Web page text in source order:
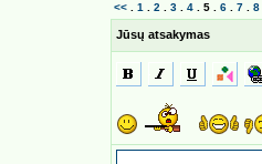
<< 1 2 3 4 5 6 7 8
Jūsų atsakymas